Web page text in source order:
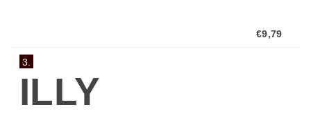
€9,79
3.
ILLY